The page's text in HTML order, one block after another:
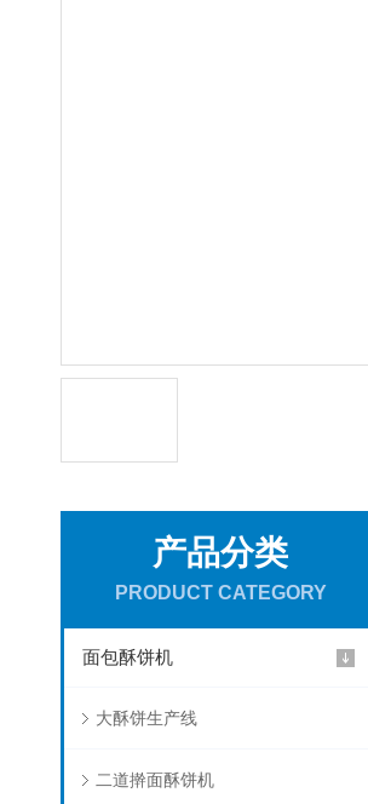
产品分类
PRODUCT CATEGORY
面包酥饼机
大酥饼生产线
二道擀面酥饼机